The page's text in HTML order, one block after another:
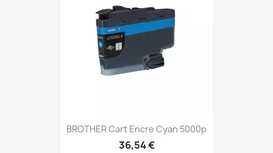
BROTHER Cart Encre Cyan 5000p
36,54 €